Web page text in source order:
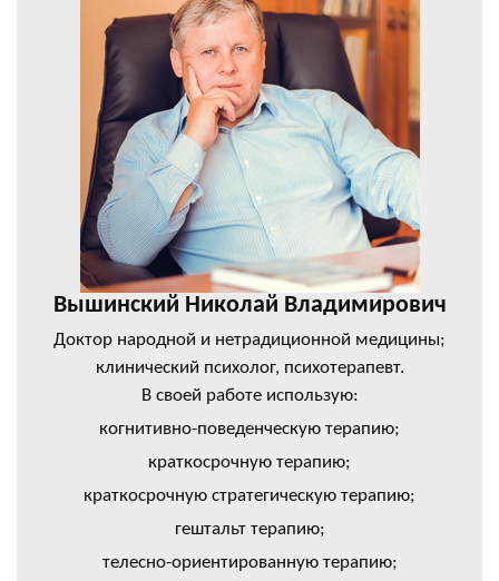
Вышинский Николай Владимирович
Доктор народной и нетрадиционной медицины;
клинический психолог, психотерапевт.
В своей работе использую:
когнитивно-поведенческую терапию;
краткосрочную терапию;
краткосрочную стратегическую терапию;
гештальт терапию;
телесно-ориентированную терапию;